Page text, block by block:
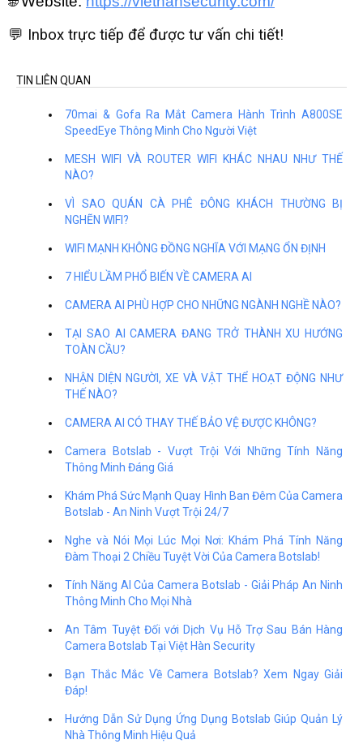
💬 Inbox trực tiếp để được tư vấn chi tiết!
TIN LIÊN QUAN
70mai & Gofa Ra Mắt Camera Hành Trình A800SE
SpeedEye Thông Minh Cho Người Việt
MESH WIFI VÀ ROUTER WIFI KHÁC NHAU NHƯ THẾ
NÀO?
VÌ SAO QUÁN CÀ PHÊ ĐÔNG KHÁCH THƯỜNG BỊ
NGHẼN WIFI?
WIFI MẠNH KHÔNG ĐỒNG NGHĨA VỚI MẠNG ỔN ĐỊNH
7 HIỂU LẦM PHỔ BIẾN VỀ CAMERA AI
CAMERA AI PHÙ HỢP CHO NHỮNG NGÀNH NGHỀ NÀO?
TẠI SAO AI CAMERA ĐANG TRỞ THÀNH XU HƯỚNG
TOÀN CẦU?
NHẬN DIỆN NGƯỜI, XE VÀ VẬT THỂ HOẠT ĐỘNG NHƯ
THẾ NÀO?
CAMERA AI CÓ THAY THẾ BẢO VỆ ĐƯỢC KHÔNG?
Camera Botslab - Vượt Trội Với Những Tính Năng
Thông Minh Đáng Giá
Khám Phá Sức Mạnh Quay Hình Ban Đêm Của Camera
Botslab - An Ninh Vượt Trội 24/7
Nghe và Nói Mọi Lúc Mọi Nơi: Khám Phá Tính Năng
Đàm Thoại 2 Chiều Tuyệt Vời Của Camera Botslab!
Tính Năng AI Của Camera Botslab - Giải Pháp An Ninh
Thông Minh Cho Mọi Nhà
An Tâm Tuyệt Đối với Dịch Vụ Hỗ Trợ Sau Bán Hàng
Camera Botslab Tại Việt Hàn Security
Bạn Thắc Mắc Về Camera Botslab? Xem Ngay Giải
Đáp!
Hướng Dẫn Sử Dụng Ứng Dụng Botslab Giúp Quản Lý
Nhà Thông Minh Hiệu Quả